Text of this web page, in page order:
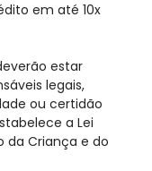
em até 10x
estar
legais,
ou certidão
a Lei
da Criança e do